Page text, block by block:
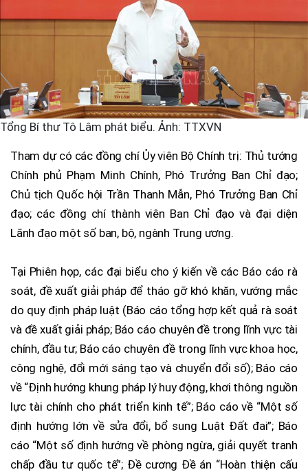
Tổng Bí thư Tô Lâm phát biểu. Ảnh: TTXVN
Tham dự có các đồng chí Ủy viên Bộ Chính trị: Thủ tướng
Chính phủ Phạm Minh Chính, Phó Trưởng Ban Chỉ đạo;
Chủ tịch Quốc hội Trần Thanh Mẫn, Phó Trưởng Ban Chỉ
đạo; các đồng chí thành viên Ban Chỉ đạo và đại diện
Lãnh đạo một số ban, bộ, ngành Trung ương.
Tại Phiên họp, các đại biểu cho ý kiến về các Báo cáo rà
soát, đề xuất giải pháp để tháo gỡ khó khăn, vướng mắc
do quy định pháp luật (Báo cáo tổng hợp kết quả rà soát
và đề xuất giải pháp; Báo cáo chuyên đề trong lĩnh vực tài
chính, đầu tư; Báo cáo chuyên đề trong lĩnh vực khoa học,
công nghệ, đổi mới sáng tạo và chuyển đổi số); Báo cáo
về “Định hướng khung pháp lý huy động, khơi thông nguồn
lực tài chính cho phát triển kinh tế”; Báo cáo về “Một số
định hướng lớn về sửa đổi, bổ sung Luật Đất đai”; Báo
cáo “Một số định hướng về phòng ngừa, giải quyết tranh
chấp đầu tư quốc tế”; Đề cương Đề án “Hoàn thiện cấu